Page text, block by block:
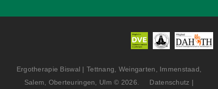
Ergotherapie Biswal | Tettnang, Weingarten, Immenstaad,
Salem, Oberteuringen, Ulm © 2026 Datenschutz |